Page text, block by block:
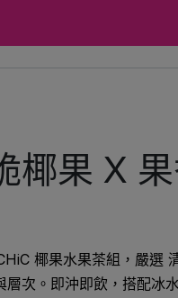
椰果 X
椰果水果茶組，嚴選
層次。即沖即飲，搭配冰